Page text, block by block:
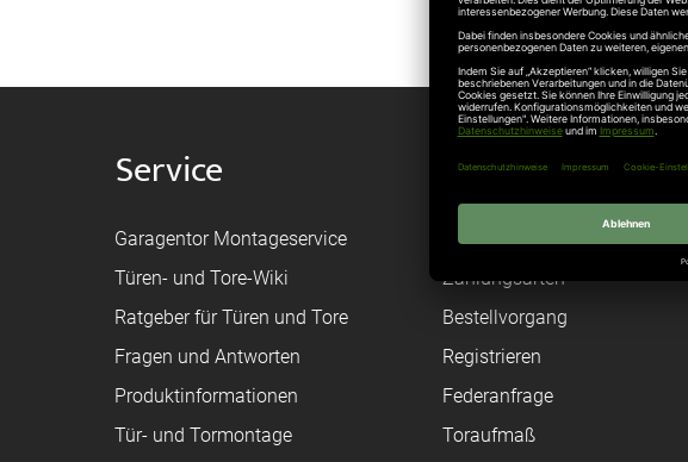
Service
Garagentor Montageservice
Türen- und Tore-Wiki
Ratgeber für Türen und Tore
Fragen und Antworten
Produktinformationen
Tür- und Tormontage
Shop
Versand
Zahlungsarten
Bestellvorgang
Registrieren
Federanfrage
Toraufmaß